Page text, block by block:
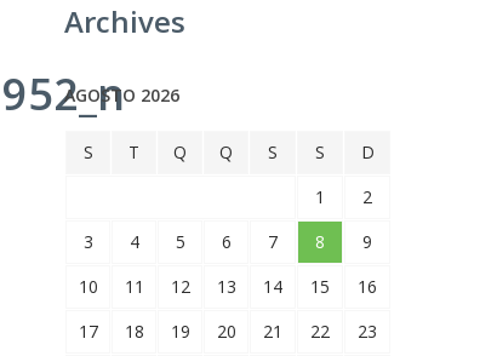
Archives
AGOSTO 2026
S T Q Q S S
D
1
2
3
4 5 6 7 8
9
10
11 12 13 14 15
16
17
18 19 20 21 22
23